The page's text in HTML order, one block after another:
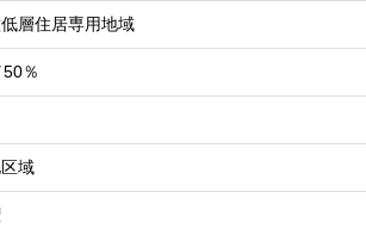
層住居専用地域
％
域